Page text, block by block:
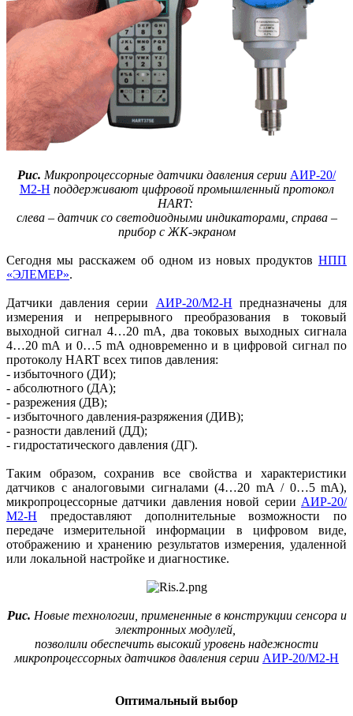
Рис. Микропроцессорные датчики давления серии АИР‑20/
М2‑Н поддерживают цифровой промышленный протокол
HART:
слева – датчик со светодиодными индикаторами, справа –
прибор с ЖК-экраном
Сегодня мы расскажем об одном из новых продуктов НПП
«ЭЛЕМЕР».
Датчики давления серии АИР‑20/М2‑Н предназначены для
измерения и непрерывного преобразования в токовый
выходной сигнал 4…20 mА, два токовых выходных сигнала
4…20 mА и 0…5 mА одновременно и в цифровой сигнал по
протоколу HART всех типов давления:
- избыточного (ДИ);
- абсолютного (ДА);
- разрежения (ДВ);
- избыточного давления-разряжения (ДИВ);
- разности давлений (ДД);
- гидростатического давления (ДГ).
Таким образом, сохранив все свойства и характеристики
датчиков с аналоговыми сигналами (4…20 mА / 0…5 mА),
микропроцессорные датчики давления новой серии АИР‑20/
М2‑Н
предоставляют дополнительные возможности по
передаче измерительной информации в цифровом виде,
отображению и хранению результатов измерения, удаленной
или локальной настройке и диагностике.
Рис. Новые технологии, примененные в конструкции сенсора и
электронных модулей,
позволили обеспечить высокий уровень надежности
микропроцессорных датчиков давления серии АИР‑20/М2‑Н
Оптимальный выбор